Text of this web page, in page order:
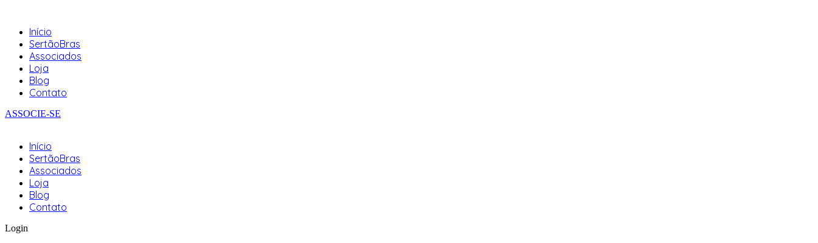
Início
SertãoBras
Associados
Loja
Blog
Contato
ASSOCIE-SE
Início
SertãoBras
Associados
Loja
Blog
Contato
Login